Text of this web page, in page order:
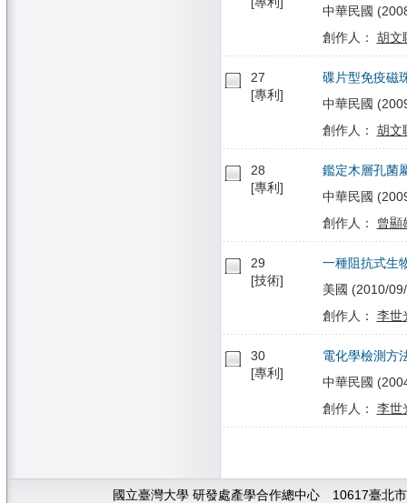
中華民國
創作人： 胡文
27
[專利]
碟片型免疫磁
中華民國
創作人： 胡文
28
[專利]
鑑定木層孔菌
中華民國
創作人： 曾顯
29
[技術]
一種阻抗式生
美國 (2010/
創作人： 李世
30
[專利]
電化學檢測方
中華民國
創作人： 李世
國立臺灣大學 研發處產學合作總中心 10617臺